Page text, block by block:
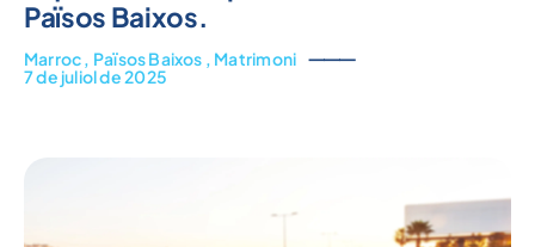
Països Baixos.
Marroc, Països Baixos , Matrimoni ⸻
7 de juliol de 2025